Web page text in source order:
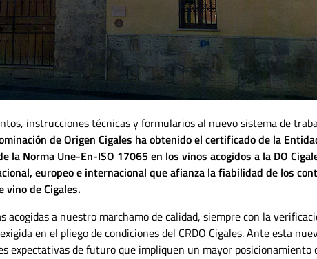
instrucciones técnicas y formularios al nuevo sistema de
de Origen Cigales ha obtenido el certificado de la
la Norma Une-En-ISO 17065 en los vinos acogidos a la DO
europeo e internacional que afianza la fiabilidad de los
de Cigales.
acogidas a nuestro marchamo de calidad, siempre con la
en el pliego de condiciones del CRDO Cigales. Ante esta
expectativas de futuro que impliquen un mayor posicionamiento